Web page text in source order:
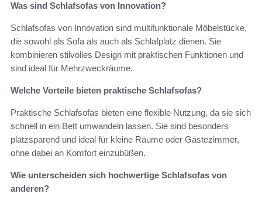
Was sind Schlafsofas von Innovation?
Schlafsofas von Innovation sind multifunktionale Möbelstücke,
die sowohl als Sofa als auch als Schlafplatz dienen. Sie
kombinieren stilvolles Design mit praktischen Funktionen und
sind ideal für Mehrzweckräume.
Welche Vorteile bieten praktische Schlafsofas?
Praktische Schlafsofas bieten eine flexible Nutzung, da sie sich
schnell in ein Bett umwandeln lassen. Sie sind besonders
platzsparend und ideal für kleine Räume oder Gästezimmer,
ohne dabei an Komfort einzubüßen.
Wie unterscheiden sich hochwertige Schlafsofas von
anderen?